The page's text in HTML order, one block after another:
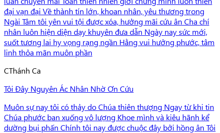
đại vạn đại Về thành tín lớn, khoan nhân, yêu thương trong
Ngài Tâm tôi yên vui tội được xóa, hưởng mãi cứu ân Cha chí
nhân luôn hiện diện dạy khuyên đưa dẫn Ngày nay sức mới,
suốt tương lai hy vọng rạng ngần Hằng vui hưởng phước, tâm
linh thỏa mãn muôn phần
CThánh Ca
Tôi Đây Nguyên Ác Nhân Nhờ Ơn Cứu
Muôn sự nay tôi có thảy do Chúa thiên thượng Ngay từ khi tin
Chúa phước ban xuống vô lượng Khoe mình và kiêu hãnh kể
dường bụi phấn Chính tôi nay được chuộc đây bởi hồng ân Tôi